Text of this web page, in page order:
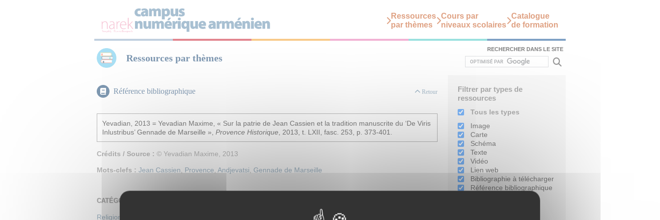
Ressources
par thèmes
Cours par
niveaux scolaires
Catalogue
de formation
Ressources par thèmes
RECHERCHER DANS LE SITE
Référence bibliographique Retour
Yevadian, 2013 = Yevadian Maxime, « Sur la patrie de Jean Cassien et la tradition manuscrite du ‘De Viris
Inlustribus’ Gennade de Marseille », Provence Historique , 2013, t. LXII, fasc. 253, p. 373-401.
Crédits / Source : © Yevadian Maxime, 2013
Mots-clefs : Jean Cassien Provence Andjevatsi Gennade de Marseille
CATÉGORIES
Religion & spiritualité
Antiquité chrétienne (330-700 env.)
Filtrer par types de
ressources
Tous les types
Image
Carte
Schéma
Texte
Vidéo
Lien web
Bibliographie à télécharger
Référence bibliographique